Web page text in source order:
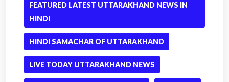
FEATURED LATEST UTTARAKHAND NEWS IN
HINDI
HINDI SAMACHAR OF UTTARAKHAND
LIVE TODAY UTTARAKHAND NEWS